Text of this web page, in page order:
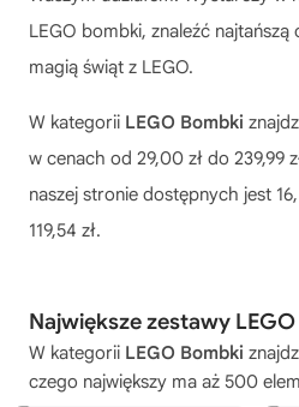
LEGO bombki, znaleźć
magią świąt z LEGO.
W kategorii LEGO Bombki
w cenach od 29,00 zł do 239,99
naszej stronie dostępnych jest
119,54 zł.
Największe zestawy
W kategorii LEGO Bombki
czego największy ma aż 500